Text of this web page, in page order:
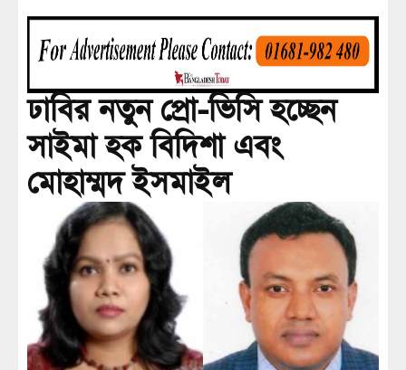
ঢাবির নতুন প্রো-ভিসি হচ্ছেন
সাইমা হক বিদিশা এবং
মোহাম্মদ ইসমাইল